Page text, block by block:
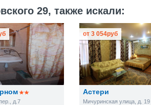
29, также искали:
д.7
Астери
Мичуринская улица, д. 19
от3 054руб